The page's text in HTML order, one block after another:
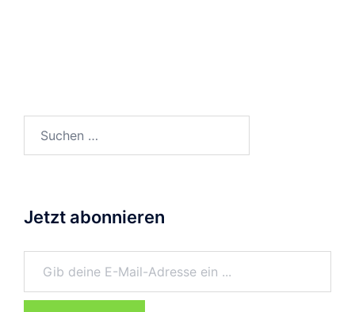
Jetzt abonnieren
Gib deine E-Mail-Adresse ein ...